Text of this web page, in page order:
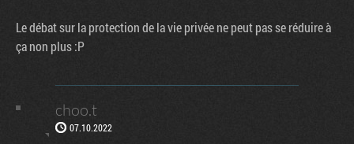
Le débat sur la protection de la vie privée ne peut pas se réduire à
ça non plus :P
choo.t
07.10.2022